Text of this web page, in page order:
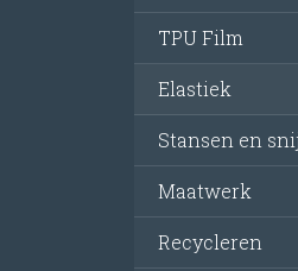
TPU Film
Elastiek
Stansen en
Maatwerk
Recycleren